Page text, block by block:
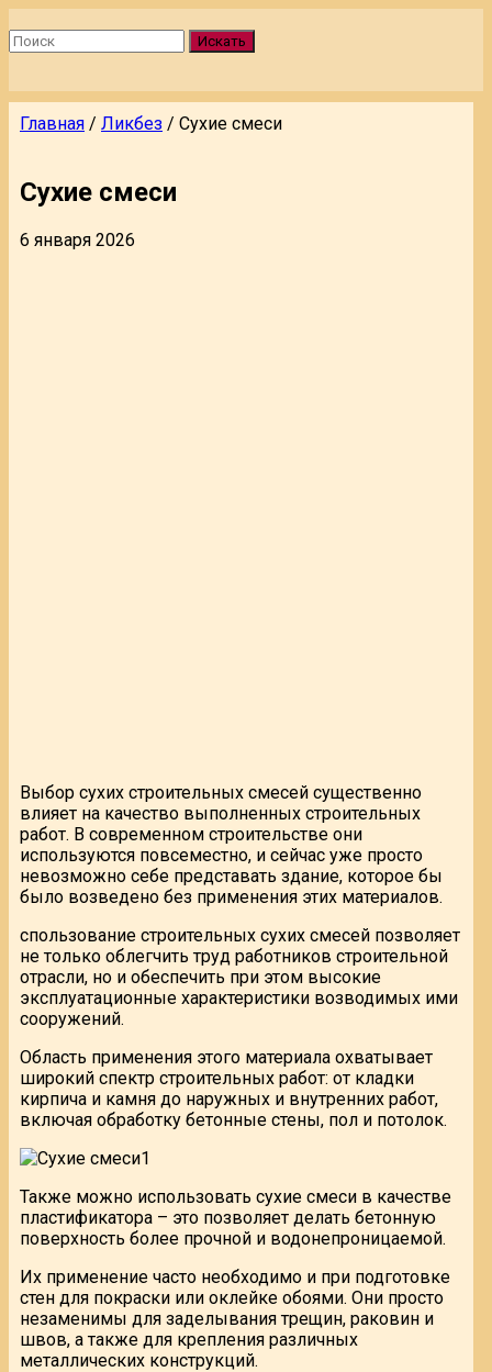
Искать
Главная / Ликбез / Сухие смеси
Сухие смеси
6 января 2026
Выбор сухих строительных смесей существенно
влияет на качество выполненных строительных
работ. В современном строительстве они
используются повсеместно, и сейчас уже просто
невозможно себе представать здание, которое бы
было возведено без применения этих материалов.
спользование строительных сухих смесей позволяет
не только облегчить труд работников строительной
отрасли, но и обеспечить при этом высокие
эксплуатационные характеристики возводимых ими
сооружений.
Область применения этого материала охватывает
широкий спектр строительных работ: от кладки
кирпича и камня до наружных и внутренних работ,
включая обработку бетонные стены, пол и потолок.
Также можно использовать сухие смеси в качестве
пластификатора – это позволяет делать бетонную
поверхность более прочной и водонепроницаемой.
Их применение часто необходимо и при подготовке
стен для покраски или оклейке обоями. Они просто
незаменимы для заделывания трещин, раковин и
швов, а также для крепления различных
металлических конструкций.